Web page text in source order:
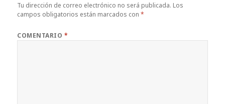
Tu dirección de correo electrónico no será publicada. Los
campos obligatorios están marcados con*
COMENTARIO *